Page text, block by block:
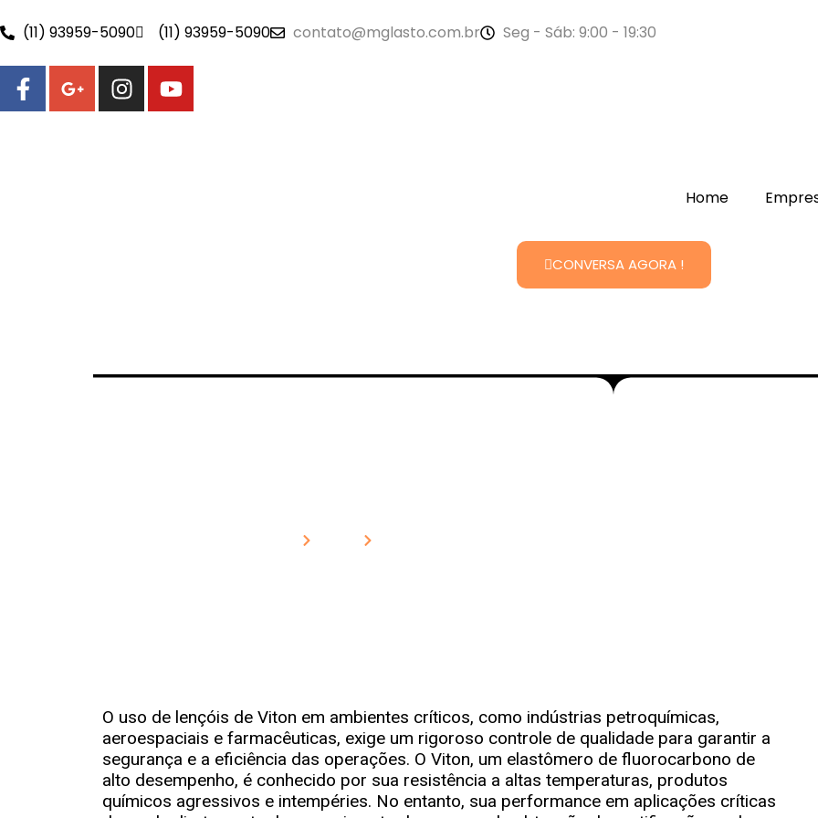
(11) 93959-5090 (11) 93959-5090 contato@mglasto.com.br Seg - Sáb: 9:00 - 19:30
Home
CONVERSA AGORA !
O uso de lençóis de Viton em ambientes críticos, como indústrias petroquímicas,
aeroespaciais e farmacêuticas, exige um rigoroso controle de qualidade para garantir a
segurança e a eficiência das operações. O Viton, um elastômero de fluorocarbono de
alto desempenho, é conhecido por sua resistência a altas temperaturas, produtos
químicos agressivos e intempéries. No entanto, sua performance em aplicações críticas